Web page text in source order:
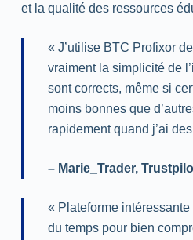
et la qualité des ressources
« J’utilise BTC Profixor
vraiment la simplicité de
sont corrects, même si
moins bonnes que
rapidement quand j’ai
– Marie_Trader,
« Plateforme
du temps pour bien